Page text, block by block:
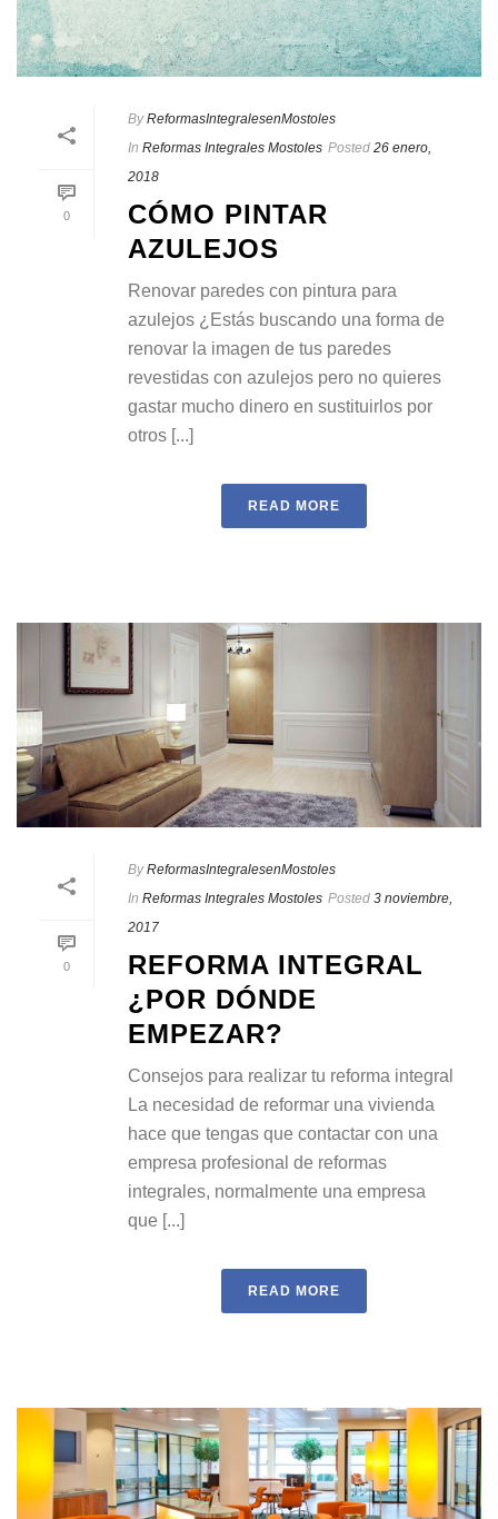
0
By ReformasIntegralesenMostoles
In Reformas Integrales Mostoles Posted 26 enero,
2018
CÓMO PINTAR
AZULEJOS
Renovar paredes con pintura para
azulejos ¿Estás buscando una forma de
renovar la imagen de tus paredes
revestidas con azulejos pero no quieres
gastar mucho dinero en sustituirlos por
otros [...]
READ MORE
0
By ReformasIntegralesenMostoles
In Reformas Integrales Mostoles Posted 3 noviembre,
2017
REFORMA INTEGRAL
¿POR DÓNDE
EMPEZAR?
Consejos para realizar tu reforma integral
La necesidad de reformar una vivienda
hace que tengas que contactar con una
empresa profesional de reformas
integrales, normalmente una empresa
que [...]
READ MORE